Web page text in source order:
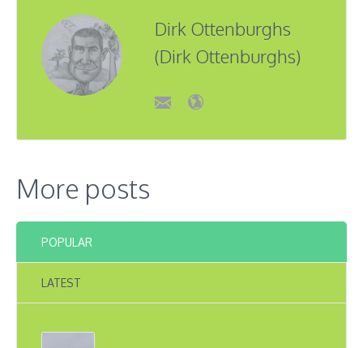
Dirk Ottenburghs
(Dirk Ottenburghs)
More posts
POPULAR
LATEST